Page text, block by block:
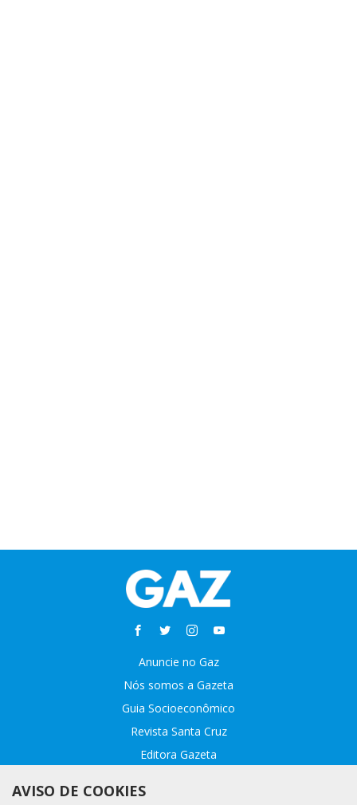
Anuncie no Gaz
Nós somos a Gazeta
Guia Socioeconômico
Revista Santa Cruz
Editora Gazeta
Fale conosco
AVISO DE COOKIES